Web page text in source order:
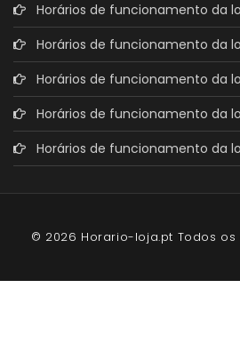
Horários de funcionamento da
Horários de funcionamento da
Horários de funcionamento da
Horários de funcionamento da
Horários de funcionamento da
© 2026 Horario-loja.pt Todos